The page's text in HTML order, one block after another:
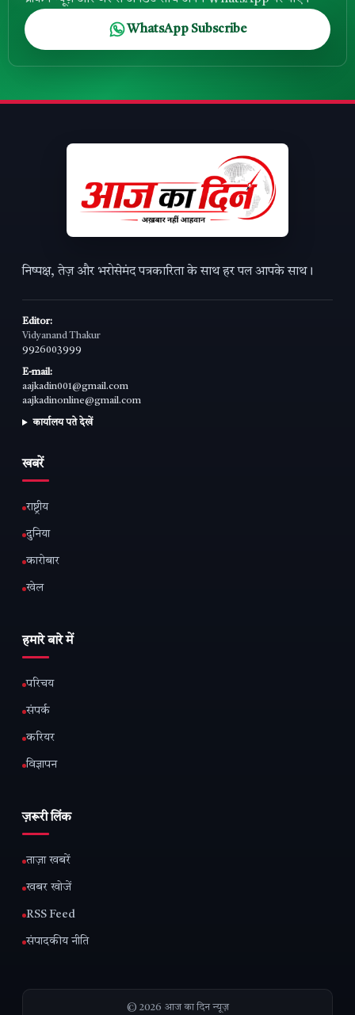
WhatsApp Subscribe
निष्पक्ष, तेज़ और भरोसेमंद पत्रकारिता के साथ हर पल आपके साथ।
Editor:
Vidyanand Thakur
9926003999
E-mail:
aajkadin001@gmail.com
aajkadinonline@gmail.com
कार्यालय पते देखें
खबरें
राष्ट्रीय
दुनिया
कारोबार
खेल
हमारे बारे में
परिचय
संपर्क
करियर
विज्ञापन
ज़रूरी लिंक
ताज़ा खबरें
खबर खोजें
RSS Feed
संपादकीय नीति
© 2026 आज का दिन न्यूज़